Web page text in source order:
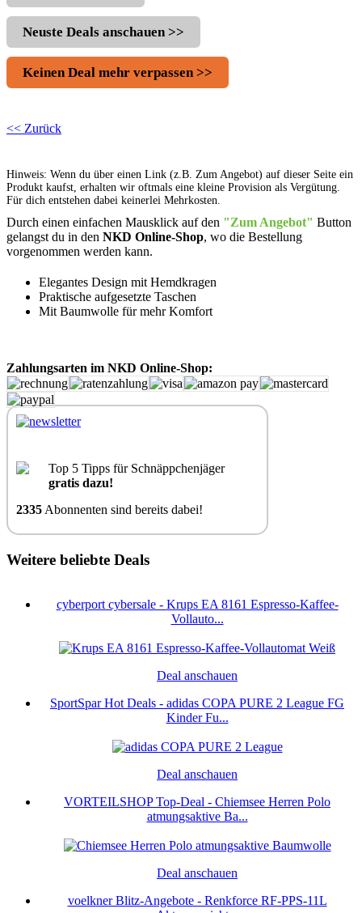
Neuste Deals anschauen >>
Keinen Deal mehr verpassen >>
<< Zurück
Hinweis: Wenn du über einen Link (z.B. Zum Angebot) auf dieser Seite ein
Produkt kaufst, erhalten wir oftmals eine kleine Provision als Vergütung.
Für dich entstehen dabei keinerlei Mehrkosten.
Durch einen einfachen Mausklick auf den "Zum Angebot" Button
gelangst du in den NKD Online-Shop, wo die Bestellung
vorgenommen werden kann.
Elegantes Design mit Hemdkragen
Praktische aufgesetzte Taschen
Mit Baumwolle für mehr Komfort
Zahlungsarten im NKD Online-Shop:
Top 5 Tipps für Schnäppchenjäger
gratis dazu!
2335 Abonnenten sind bereits dabei!
Weitere beliebte Deals
cyberport cybersale - Krups EA 8161 Espresso-Kaffee-
Vollauto...
Deal anschauen
SportSpar Hot Deals - adidas COPA PURE 2 League FG
Kinder Fu...
Deal anschauen
VORTEILSHOP Top-Deal - Chiemsee Herren Polo
atmungsaktive Ba...
Deal anschauen
voelkner Blitz-Angebote - Renkforce RF-PPS-11L